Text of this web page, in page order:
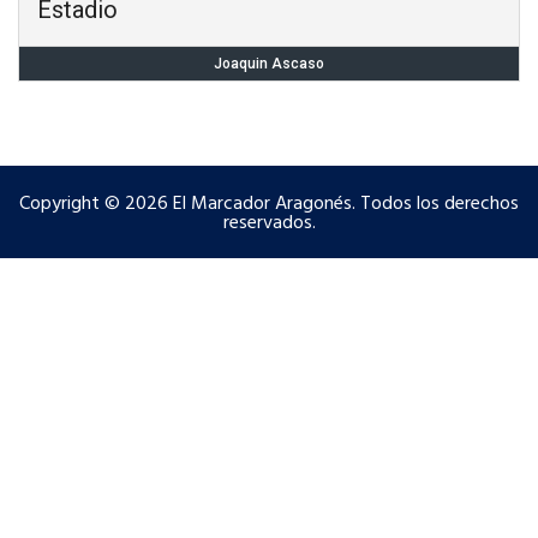
Estadio
Joaquin Ascaso
Copyright © 2026 El Marcador Aragonés. Todos los derechos
reservados.